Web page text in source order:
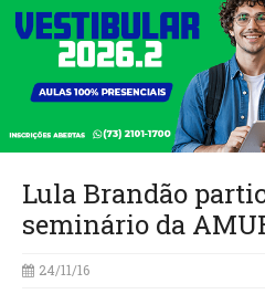
Lula Brandão
seminário da
24/11/16